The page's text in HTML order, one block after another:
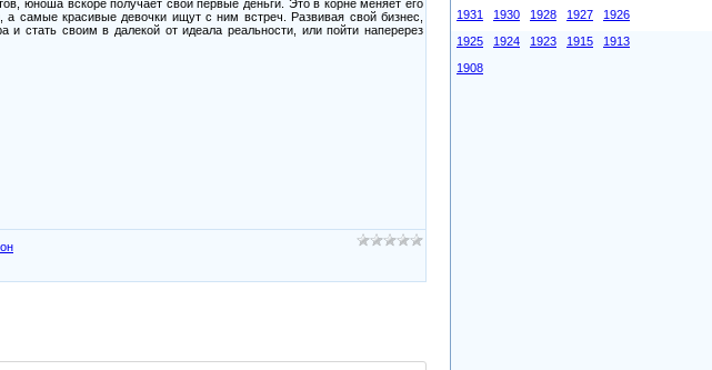
юноша вскоре получает свои первые деньги. Это в корне меняет его
самые красивые девочки ищут с ним встреч. Развивая свой бизнес,
стать своим в далекой от идеала реальности, или пойти наперерез
1931
1930 1928 1927
1926
1925
1924 1923 1915
1913
1908